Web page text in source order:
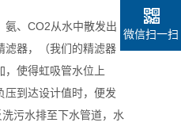
氨、CO2从水中散发出
滤器，（我们的精滤器
，使得虹吸管水位上
压到达设计值时，便发
污水排至下水管道，水
微信扫一扫